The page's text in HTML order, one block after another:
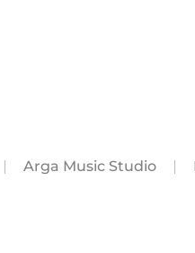
Arga Music Studio